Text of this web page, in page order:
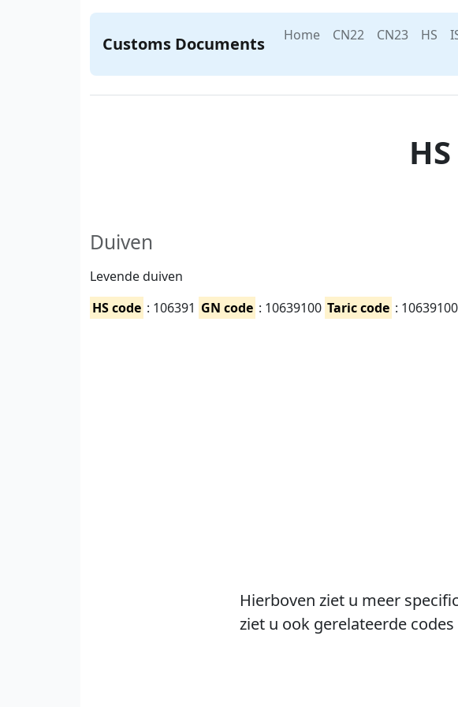
Customs Documents Home CN22 CN23 HS
Duiven
Levende duiven
HS code : 106391 GN code : 10639100 Taric code :
Hierboven ziet u meer
ziet u ook gerelateerde